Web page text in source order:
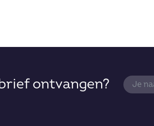
ontvangen?